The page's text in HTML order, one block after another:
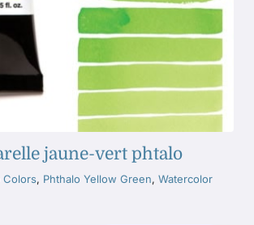
jaune-vert phtalo
Colors, Phthalo Yellow Green, Watercolor